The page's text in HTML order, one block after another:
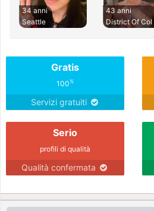
34 anni
Seattle
43 anni
District Of Col
Gratis
100%
Servizi gratuiti
Serio
profili di qualità
Qualità confermata